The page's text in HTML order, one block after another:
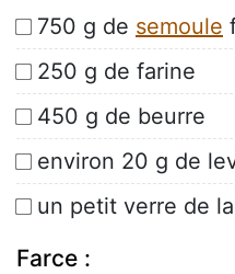
750 g de semoule
250 g de farine
450 g de beurre
environ 20 g de
un petit verre de
Farce :